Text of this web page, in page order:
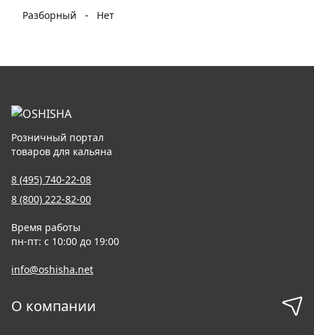
Разборный
- Нет
Розничный портал
товаров для кальяна
8 (495) 740-22-08
8 (800) 222-82-00
Время работы
пн-пт: с 10:00 до 19:00
info@oshisha.net
О компании